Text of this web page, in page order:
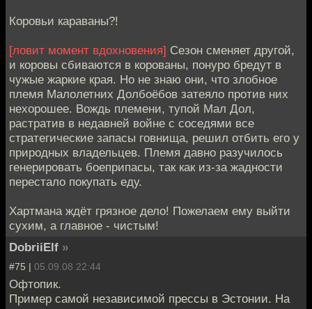
Коровьи караваны?!
[ловит момент вдохновения] Сезон сменяет другой,
и коровы сбиваются в корованы, понуро бредут в
чужые жаркие края. Но не знаю они, что злобное
племя Малолетних Долбоёбов затеяло против них
нехорошее. Вождь племени, тупой Мал Дол,
растратив в недавней войне с соседями все
стратегические запасы говнища, решил отбить его у
природных владельцев. Племя давно разучилось
генерировать боеприпасы, так как из-за жадности
перестало покупать еду.
Хартмана ждёт грязное дело! Пожелаем ему выйти
сухим, а главное - чистым!
DobriiElf »
#75 | 05.09.08 22:44
Офтопик.
Пример самой независимой прессы в Эстонии. На